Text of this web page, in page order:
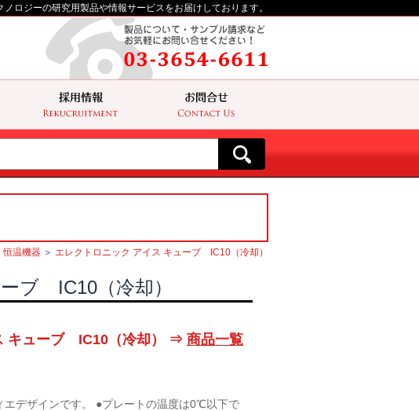
ロジーの研究用製品や情報サービスをお届けしております。
恒温機器 ＞ エレクトロニック アイス キューブ IC10（冷却）
ブ IC10（冷却）
キューブ IC10（冷却） ⇒ 商品一覧
エデザインです。 ●プレートの温度は0℃以下で